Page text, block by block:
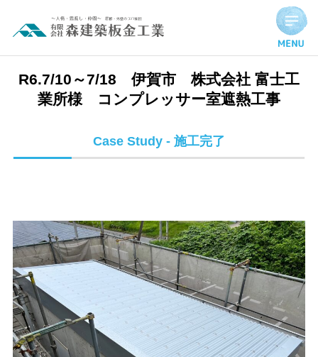
R6.7/10～7/18 伊賀市 株式会社 富士工業所様 コンプレッ
R6.7/10～7/18 伊賀市 株式会社 富士工
業所様 コンプレッサー室遮熱工事
Case Study - 施工完了